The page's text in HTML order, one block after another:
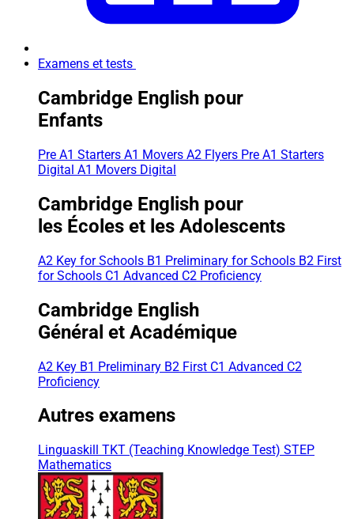
Examens et tests
Cambridge English pour
Enfants
Pre A1 Starters A1 Movers A2 Flyers Pre A1 Starters
Digital A1 Movers Digital
Cambridge English pour
les Écoles et les Adolescents
A2 Key for Schools B1 Preliminary for Schools B2 First
for Schools C1 Advanced C2 Proficiency
Cambridge English
Général et Académique
A2 Key B1 Preliminary B2 First C1 Advanced C2
Proficiency
Autres examens
Linguaskill TKT (Teaching Knowledge Test) STEP
Mathematics